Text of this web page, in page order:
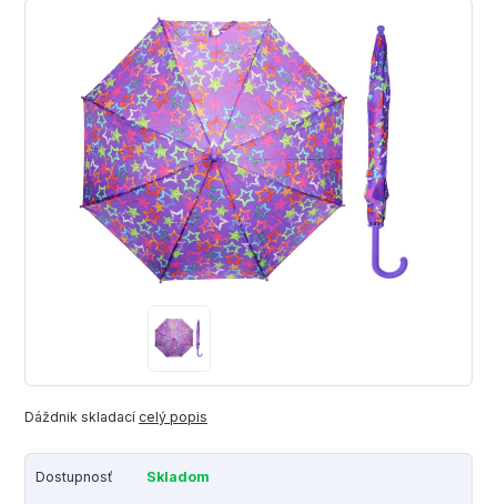
Dáždnik skladací celý popis
Dostupnosť Skladom